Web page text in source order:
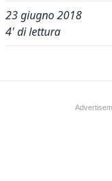
23 giugno 2018
4' di lettura